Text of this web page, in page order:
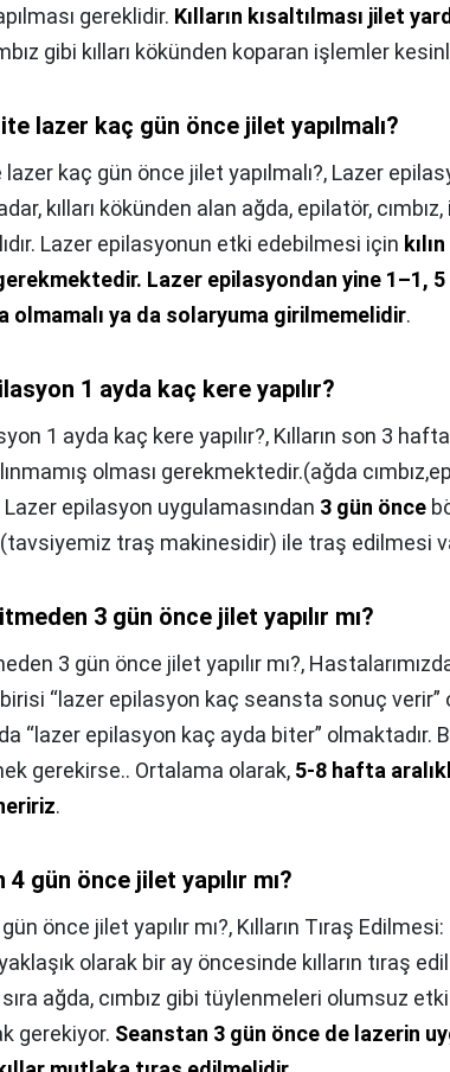
gereklidir. Kılların kısaltılması jilet
gibi kılları kökünden koparan işlemler
lazer kaç gün önce jilet yapılmalı?
kaç gün önce jilet yapılmalı?, Lazer
kılları kökünden alan ağda, epilatör,
Lazer epilasyonun etki edebilmesi için
Lazer epilasyondan yine 1–1,
olmamalı ya da solaryuma girilmemelidir.
1 ayda kaç kere yapılır?
1 ayda kaç kere yapılır?, Kılların son 3
olması gerekmektedir.(ağda
epilasyon uygulamasından 3 gün önce
traş makinesidir) ile traş edilmesi
3 gün önce jilet yapılır mı?
3 gün önce jilet yapılır mı?,
“lazer epilasyon kaç seansta sonuç verir”
“lazer epilasyon kaç ayda biter” olmaktadır.
gerekirse.. Ortalama olarak, 5-8 hafta
.
4 gün önce jilet yapılır mı?
önce jilet yapılır mı?, Kılların Tıraş
olarak bir ay öncesinde kılların tıraş
sıra ağda, cımbız gibi tüylenmeleri olumsuz
gerekiyor. Seanstan 3 gün önce de lazerin